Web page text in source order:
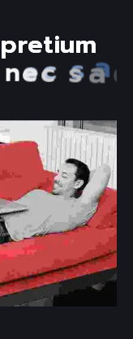
pretium
nec agit